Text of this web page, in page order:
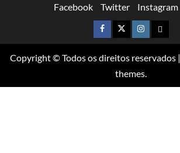
Facebook Twitter Instagram
Copyright © Todos os direitos reservados |
themes.